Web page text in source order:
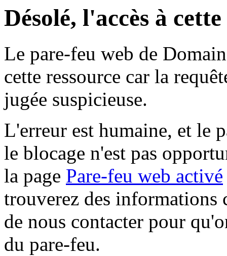
Désolé, l'accès à
Le pare-feu web de
cette ressource car la
jugée suspicieuse.
L'erreur est humaine, et le
le blocage n'est pas
la page Pare-feu web activé
trouverez des informations
de nous contacter pour
du pare-feu.